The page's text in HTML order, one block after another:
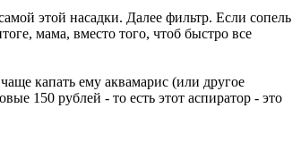
этой насадки. Далее фильтр. Если сопель
мама, вместо того, чтоб быстро все
капать ему аквамарис (или другое
150 рублей - то есть этот аспиратор - это